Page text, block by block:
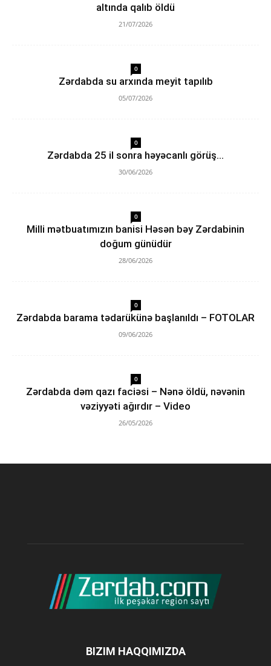
altında qalıb öldü
21/07/2026
0
Zərdabda su arxında meyit tapılıb
05/07/2026
0
Zərdabda 25 il sonra həyəcanlı görüş…
30/06/2026
0
Milli mətbuatımızın banisi Həsən bəy Zərdabinin
doğum günüdür
28/06/2026
0
Zərdabda barama tədarükünə başlanıldı – FOTOLAR
09/06/2026
0
Zərdabda dəm qazı faciəsi – Nənə öldü, nəvənin
vəziyyəti ağırdır – Video
26/05/2026
BIZIM HAQQIMIZDA